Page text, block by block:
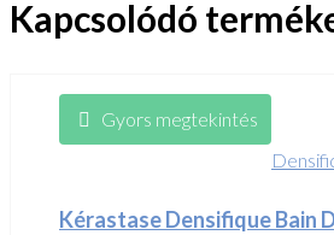
Kapcsolódó
Gyors megtekintés
Kérastase Densifique Bain